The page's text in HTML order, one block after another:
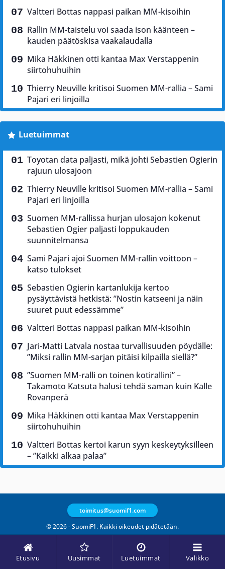
Etusivu Uusimmat Luetuimmat Valikko
Valtteri Bottas nappasi paikan MM-kisoihin
Rallin MM-taistelu voi saada ison käänteen –
kauden päätöskisa vaakalaudalla
Mika Häkkinen otti kantaa Max Verstappenin
siirtohuhuihin
Thierry Neuville kritisoi Suomen MM-rallia – Sami
Pajari eri linjoilla
Luetuimmat
Toyotan data paljasti, mikä johti Sebastien Ogierin
rajuun ulosajoon
Thierry Neuville kritisoi Suomen MM-rallia – Sami
Pajari eri linjoilla
Suomen MM-rallissa hurjan ulosajon kokenut
Sebastien Ogier paljasti loppukauden
suunnitelmansa
Sami Pajari ajoi Suomen MM-rallin voittoon –
katso tulokset
Sebastien Ogierin kartanlukija kertoo
pysäyttävistä hetkistä: ”Nostin katseeni ja näin
suuret puut edessämme”
Valtteri Bottas nappasi paikan MM-kisoihin
Jari-Matti Latvala nostaa turvallisuuden pöydälle:
”Miksi rallin MM-sarjan pitäisi kilpailla siellä?”
”Suomen MM-ralli on toinen kotirallini” –
Takamoto Katsuta halusi tehdä saman kuin Kalle
Rovanperä
Mika Häkkinen otti kantaa Max Verstappenin
siirtohuhuihin
Valtteri Bottas kertoi karun syyn keskeytyksilleen
– ”Kaikki alkaa palaa”
© 2026 - SuomiF1. Kaikki oikeudet pidätetään.
toimitus@suomif1.com